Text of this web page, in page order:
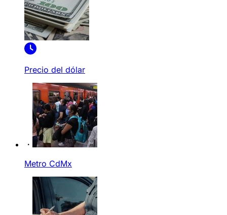
Precio del dólar
Metro CdMx